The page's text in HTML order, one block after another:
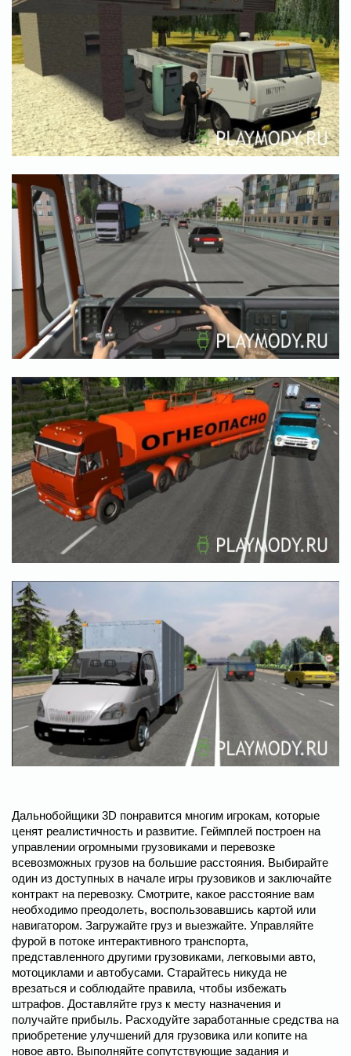
Дальнобойщики 3D понравится многим игрокам, которые
ценят реалистичность и развитие. Геймплей построен на
управлении огромными грузовиками и перевозке
всевозможных грузов на большие расстояния. Выбирайте
один из доступных в начале игры грузовиков и заключайте
контракт на перевозку. Смотрите, какое расстояние вам
необходимо преодолеть, воспользовавшись картой или
навигатором. Загружайте груз и выезжайте. Управляйте
фурой в потоке интерактивного транспорта,
представленного другими грузовиками, легковыми авто,
мотоциклами и автобусами. Старайтесь никуда не
врезаться и соблюдайте правила, чтобы избежать
штрафов. Доставляйте груз к месту назначения и
получайте прибыль. Расходуйте заработанные средства на
приобретение улучшений для грузовика или копите на
новое авто. Выполняйте сопутствующие задания и